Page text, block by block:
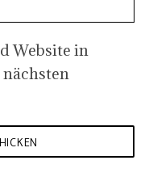
Website in